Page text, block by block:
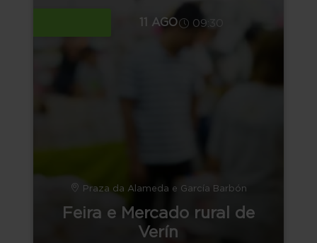
11 AGO 09:30
Praza da Alameda e García Barbón
Feira e Mercado rural de
Verín